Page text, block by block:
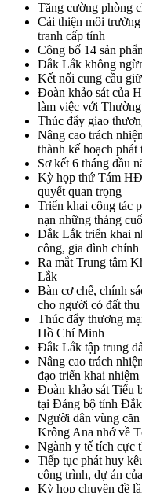
Tăng cường phòng
Cải thiện môi
tranh cấp tỉnh
Công bố 14 sản
Đắk Lắk không
Kết nối cung cầu
Đoàn khảo sát của
làm việc với
Thúc đẩy giao
Nâng cao trách
thành kế hoạch
Sơ kết 6 tháng đầu
Kỳ họp thứ Tám
quyết quan trọng
Triển khai công tác
nạn những tháng
Đắk Lắk triển khai
công, gia đình chính
Ra mắt Trung tâm
Lắk
Bàn cơ chế, chính
cho người có đất thu
Thúc đẩy thương
Hồ Chí Minh
Đắk Lắk tập trung
Nâng cao trách
đạo triển khai
Đoàn khảo sát
tại Đảng bộ tỉnh
Người dân vùng
Krông Ana nhớ về
Ngành y tế tích cực
Tiếp tục phát huy
công trình, dự án
Kỳ họp chuyên đề